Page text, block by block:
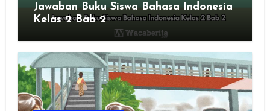
Jawaban Buku Siswa Bahasa Indonesia
Kelas 2 Bab 2